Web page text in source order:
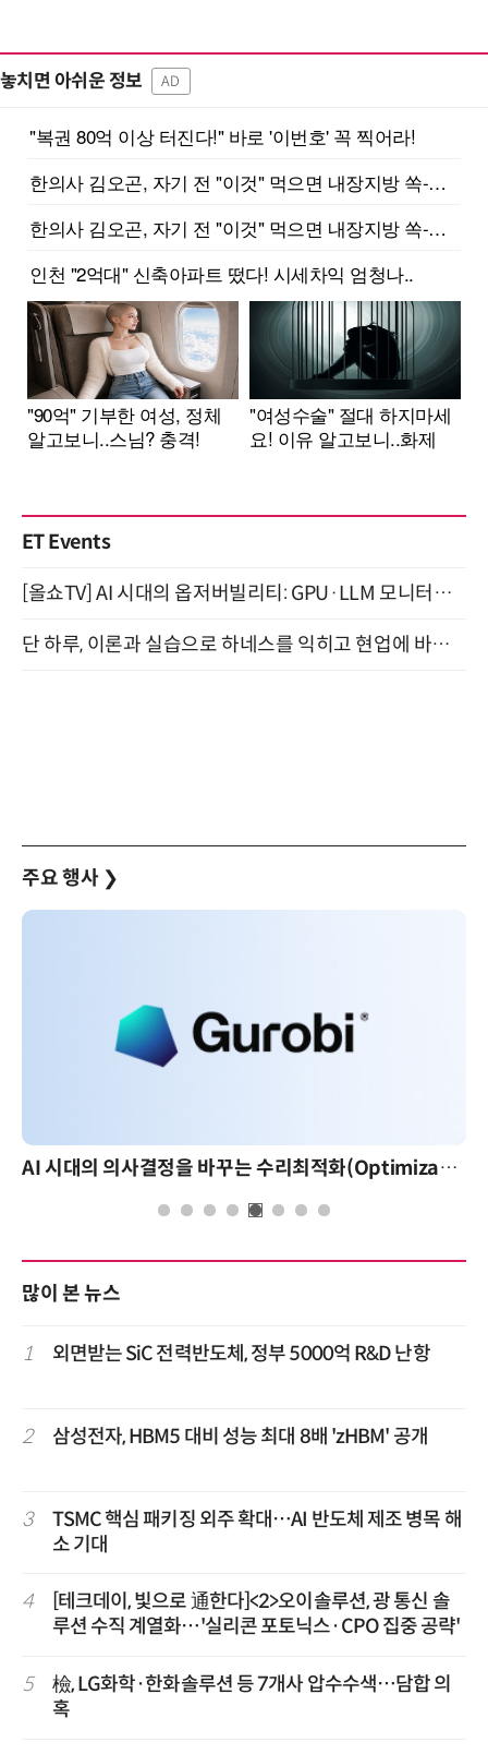
놓치면 아쉬운 정보 AD
ET Events
[올쇼TV] AI 시대의 옵저버빌리티: GPU·LLM 모니터링부터 AI 기반 장애 대응까지 (8/11 생방송)
단 하루, 이론과 실습으로 하네스를 익히고 현업에 바로 쓰는 핸즈온 워크숍 (8/20)
주요 행사 ❯
AI 시대의 의사결정을 바꾸는 수리최적화(Optimization): 실제 산업 적용 사례와 활용 전략
많이 본 뉴스
1 외면받는 SiC 전력반도체, 정부 5000억 R&D 난항
2 삼성전자, HBM5 대비 성능 최대 8배 'zHBM' 공개
3
TSMC 핵심 패키징 외주 확대…AI 반도체 제조 병목 해
소 기대
4
[테크데이, 빛으로 通한다]<2>오이솔루션, 광 통신 솔
루션 수직 계열화…'실리콘 포토닉스·CPO 집중 공략'
5
檢, LG화학·한화솔루션 등 7개사 압수수색…담합 의
혹